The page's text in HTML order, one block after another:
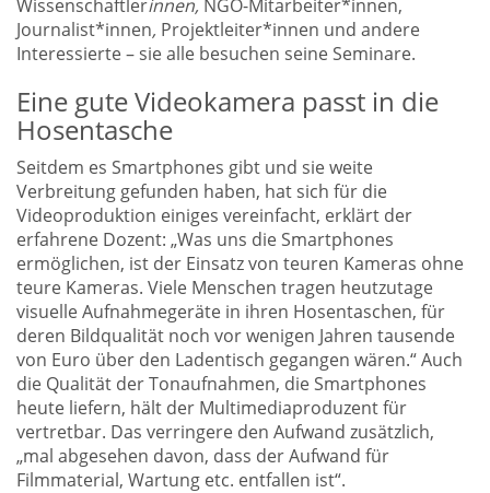
Wissenschaftlerinnen, NGO-Mitarbeiter*innen,
Journalist*innen, Projektleiter*innen und andere
Interessierte – sie alle besuchen seine Seminare.
Eine gute Videokamera passt in die
Hosentasche
Seitdem es Smartphones gibt und sie weite
Verbreitung gefunden haben, hat sich für die
Videoproduktion einiges vereinfacht, erklärt der
erfahrene Dozent: „Was uns die Smartphones
ermöglichen, ist der Einsatz von teuren Kameras ohne
teure Kameras. Viele Menschen tragen heutzutage
visuelle Aufnahmegeräte in ihren Hosentaschen, für
deren Bildqualität noch vor wenigen Jahren tausende
von Euro über den Ladentisch gegangen wären.“ Auch
die Qualität der Tonaufnahmen, die Smartphones
heute liefern, hält der Multimediaproduzent für
vertretbar. Das verringere den Aufwand zusätzlich,
„mal abgesehen davon, dass der Aufwand für
Filmmaterial, Wartung etc. entfallen ist“.